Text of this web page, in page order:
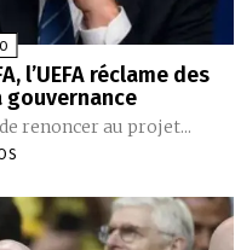
l’UEFA réclame des
gouvernance
renoncer au projet...